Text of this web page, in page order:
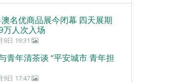
名优商品展今闭幕 四天展期
万人次入场
9日 19:31
青年清茶谈 “平安城市 青年担
9日 17:47